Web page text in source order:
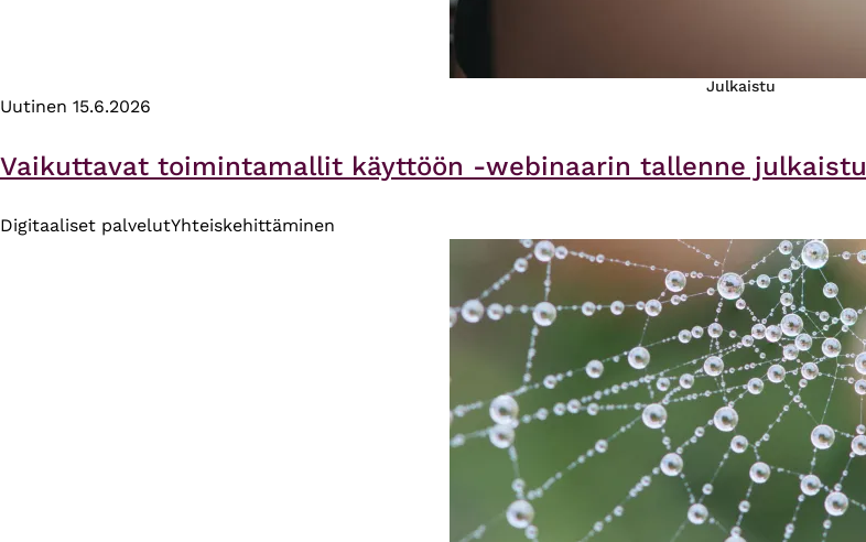
Julkaistu
Uutinen 15.6.2026
Vaikuttavat toimintamallit käyttöön -webinaarin tallenne julkaistu
Digitaaliset palvelutYhteiskehittäminen